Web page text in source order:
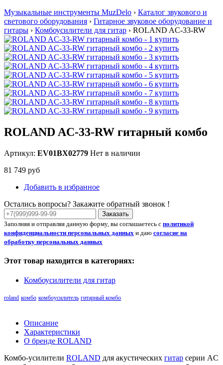
Музыкальные инструменты MuzDelo › Каталог звукового и
светового оборудования › Гитарное звуковое оборудование и
гитары › Комбоусилители для гитар › ROLAND AC-33-RW
ROLAND AC-33-RW гитарный комбо
Артикул: EV01BX02779 Нет в наличии
81 749 руб
Добавить в избранное
Остались вопросы? Закажите обратный звонок !
Заказать
Заполняя и отправляя данную форму, вы соглашаетесь с политикой
конфиденциальности персональных данных и даю согласие на
обработку персональных данных
Этот товар находится в категориях:
Комбоусилители для гитар
roland комбо комбоусилитель гитарный комбо
Описание
Характеристики
О бренде ROLAND
Комбо-усилители ROLAND для акустических гитар серии AC